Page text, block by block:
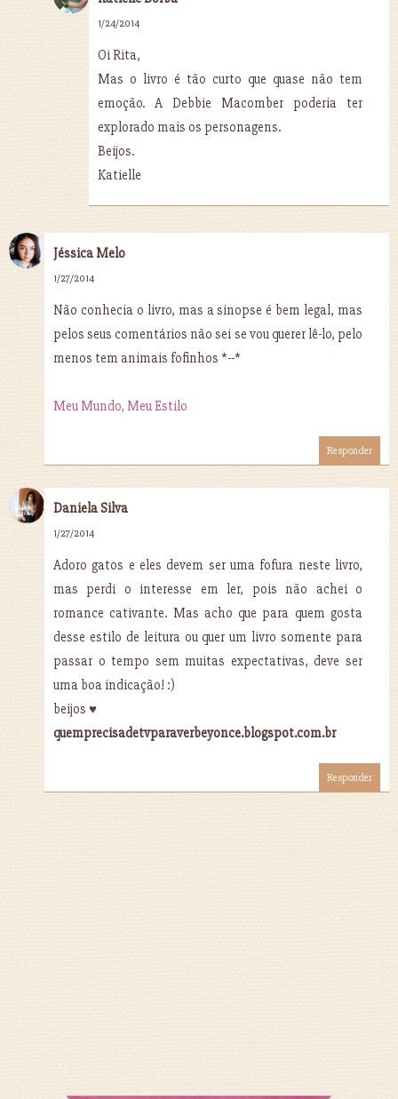
1/24/2014
Oi Rita,
Mas o livro é tão curto que quase não tem
emoção. A Debbie Macomber poderia ter
explorado mais os personagens.
Beijos.
Katielle
Jéssica Melo
1/27/2014
Não conhecia o livro, mas a sinopse é bem legal, mas
pelos seus comentários não sei se vou querer lê-lo, pelo
menos tem animais fofinhos *--*
Meu Mundo, Meu Estilo
Responder
Daniela Silva
1/27/2014
Adoro gatos e eles devem ser uma fofura neste livro,
mas perdi o interesse em ler, pois não achei o
romance cativante. Mas acho que para quem gosta
desse estilo de leitura ou quer um livro somente para
passar o tempo sem muitas expectativas, deve ser
uma boa indicação! :)
beijos ♥
quemprecisadetvparaverbeyonce.blogspot.com.br
Responder